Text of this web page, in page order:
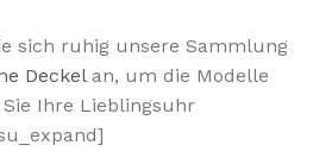
sich ruhig unsere Sammlung
Deckelan, um die Modelle
Ihre Lieblingsuhr